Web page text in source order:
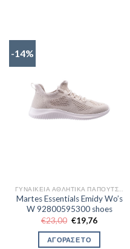
-14%
Martes Essentials Emidy Wo’s
W 92800595300 shoes
€23,00 Original
price
was:
€23,00.
€19,76Η
τιμή
ΑΓΟΡΑΣΕ ΤΟ